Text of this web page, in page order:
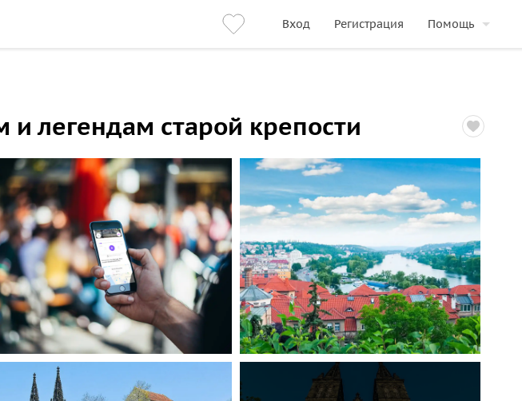
Вход Регистрация Помощь
легендам старой крепости